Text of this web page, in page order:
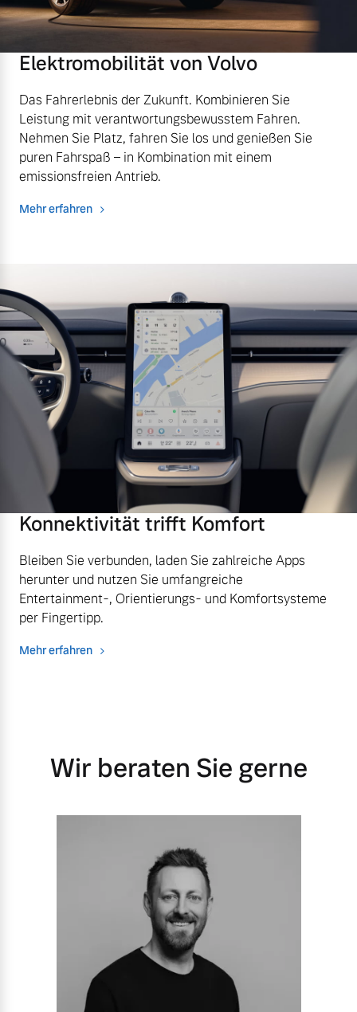
Fahrzeug konfigurieren
Sofort verfügbare Fahrzeuge
Volvo Selekt
Editionsmodelle
Jetzt kennenlernen
Mehr erfahren
Volvo Winter- und
Sommer Kompletträder.
Bitte sprechen Sie uns
direkt an.
Mehr erfahren
Frühjahrscheck
Finanzierung & Leasing
Versicherung
Elektromobilität von Volvo
Das Fahrerlebnis der Zukunft. Kombinieren Sie
Leistung mit verantwortungsbewusstem Fahren.
Nehmen Sie Platz, fahren Sie los und genießen Sie
puren Fahrspaß – in Kombination mit einem
emissionsfreien Antrieb.
Mehr erfahren
Konnektivität trifft Komfort
Bleiben Sie verbunden, laden Sie zahlreiche Apps
herunter und nutzen Sie umfangreiche
Entertainment-, Orientierungs- und Komfortsysteme
per Fingertipp.
Mehr erfahren
Wir beraten Sie gerne